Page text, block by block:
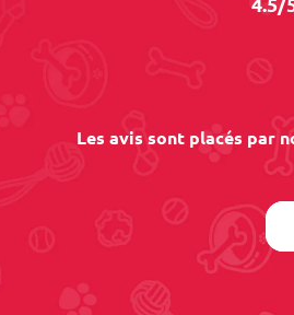
Les avis sont placés par